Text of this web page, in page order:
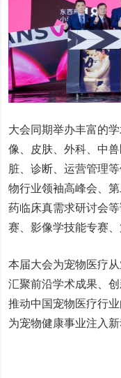
大会同期举办丰富的
像、皮肤、外科、中
脏、诊断、运营管理
物行业领袖高峰会、
药临床真需求研讨会
赛、影像学技能专赛
本届大会为宠物医疗
汇聚前沿学术成果、
推动中国宠物医疗行
为宠物健康事业注入新